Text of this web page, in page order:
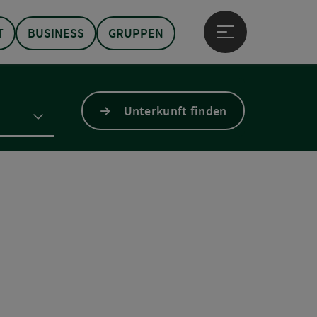
BUSINESS GRUPPEN
Hauptmenü öffnen
Unterkunft finden